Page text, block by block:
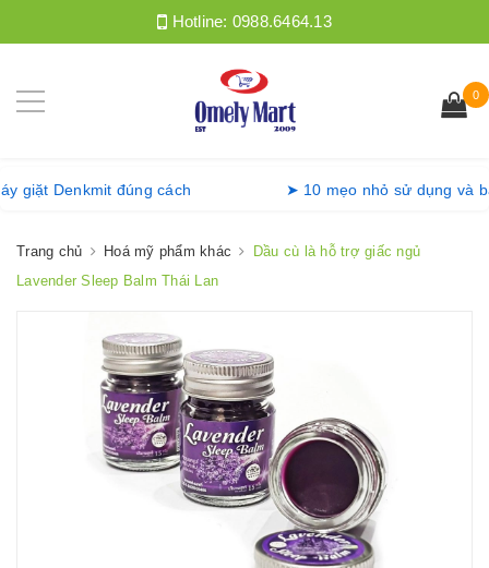
Hotline: 0988.6464.13
0
máy giặt Denkmit đúng cách ➤ 10 mẹo nhỏ sử dụng
Trang chủ Hoá mỹ phẩm khác
Dầu cù là hỗ trợ giấc ngủ
Lavender Sleep Balm Thái Lan